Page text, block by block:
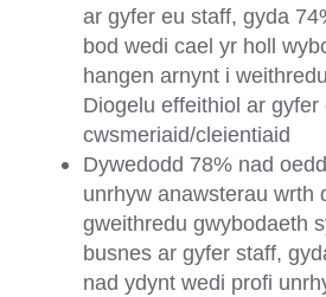
ar gyfer eu staff, gyda
bod wedi cael yr holl
hangen arnynt i
Diogelu effeithiol ar gyfer
cwsmeriaid/cleientiaid
Dywedodd 78% nad
unrhyw anawsterau wrth
gweithredu gwybodaeth
busnes ar gyfer staff,
nad ydynt wedi profi